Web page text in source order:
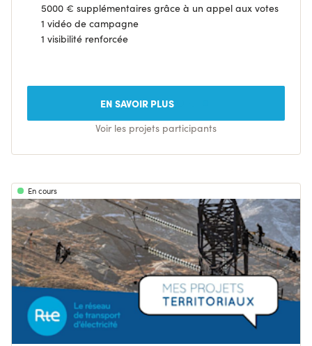
5000 € supplémentaires grâce à un appel aux votes
1 vidéo de campagne
1 visibilité renforcée
EN SAVOIR PLUS
Voir les projets participants
En cours